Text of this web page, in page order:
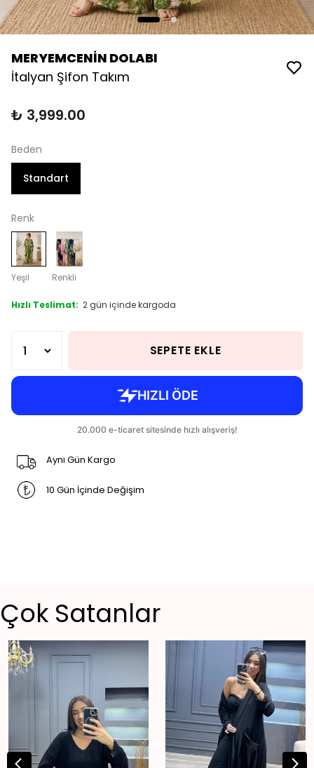
MERYEMCENİN DOLABI
İtalyan Şifon Takım
₺ 3,999.00
Beden
Standart
Renk
Yeşil Renkli
Hızlı Teslimat: 2 gün içinde kargoda
SEPETE EKLE
Aynı Gün Kargo
10 Gün İçinde Değişim
Çok Satanlar